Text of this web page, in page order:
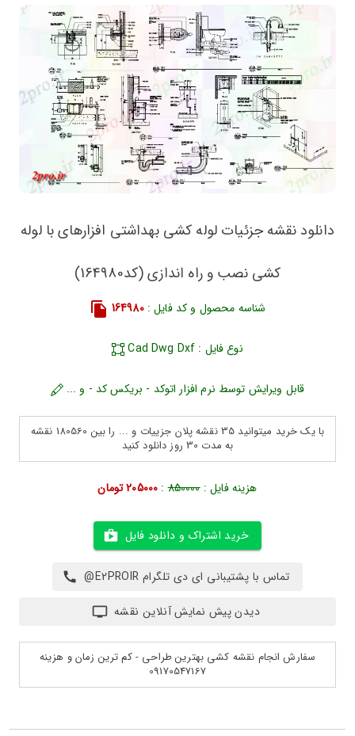
دانلود نقشه جزئیات لوله کشی بهداشتی افزارهای با لوله
کشی نصب و راه اندازی (کد164980)
شناسه محصول و کد فایل :164980
نوع فایل : Cad Dwg Dxf
قابل ویرایش توسط نرم افزار اتوکد - بریکس کد - و ...
با یک خرید میتوانید 35 نقشه پلان جزییات و ... را بین 180560 نقشه
به مدت 30 روز دانلود کنید
هزینه فایل :850000
: 205000 تومان
خرید اشتراک و دانلود فایل
تماس با پشتیبانی ای دی تلگرام E2PROIR@
دیدن پیش نمایش آنلاین نقشه
سفارش انجام نقشه کشی بهترین طراحی - کم ترین زمان و هزینه
09170547167